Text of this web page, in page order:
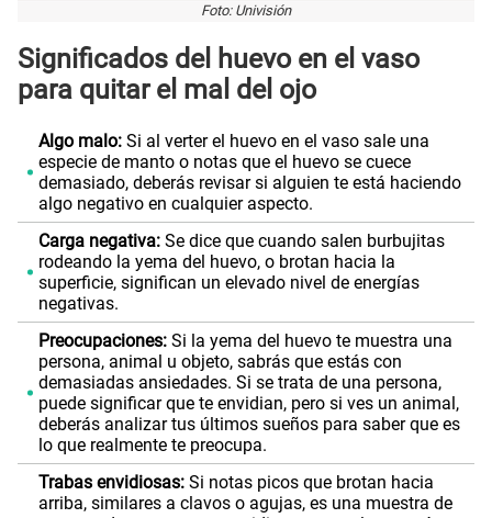
Foto: Univisión
Significados del huevo en el vaso
para quitar el mal del ojo
Algo malo: Si al verter el huevo en el vaso sale una
especie de manto o notas que el huevo se cuece
demasiado, deberás revisar si alguien te está haciendo
algo negativo en cualquier aspecto.
Carga negativa:Se dice que cuando salen burbujitas
rodeando la yema del huevo, o brotan hacia la
superficie, significan un elevado nivel de energías
negativas.
Preocupaciones: Si la yema del huevo te muestra una
persona, animal u objeto, sabrás que estás con
demasiadas ansiedades. Si se trata de una persona,
puede significar que te envidian, pero si ves un animal,
deberás analizar tus últimos sueños para saber que es
lo que realmente te preocupa.
Trabas envidiosas:Si notas picos que brotan hacia
arriba, similares a clavos o agujas, es una muestra de